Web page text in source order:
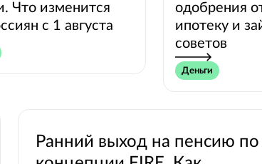
Что изменится
с 1 августа
одобрения
ипотеку и
советов
Деньги
Ранний выход на пенсию по